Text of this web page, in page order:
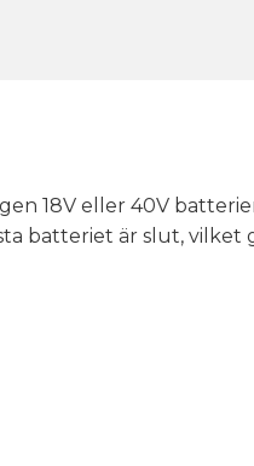
18V eller 40V
batteriet är slut,